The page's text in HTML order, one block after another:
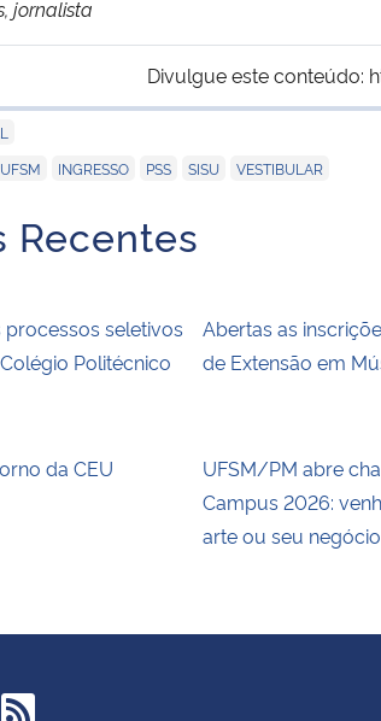
jornalista
Divulgue este conteúdo:
INGRESSO PSS SISU VESTIBULAR
Recentes
seletivos
Politécnico
Abertas as
de Extensão em
da CEU
UFSM/PM abre
Campus 2026:
arte ou seu